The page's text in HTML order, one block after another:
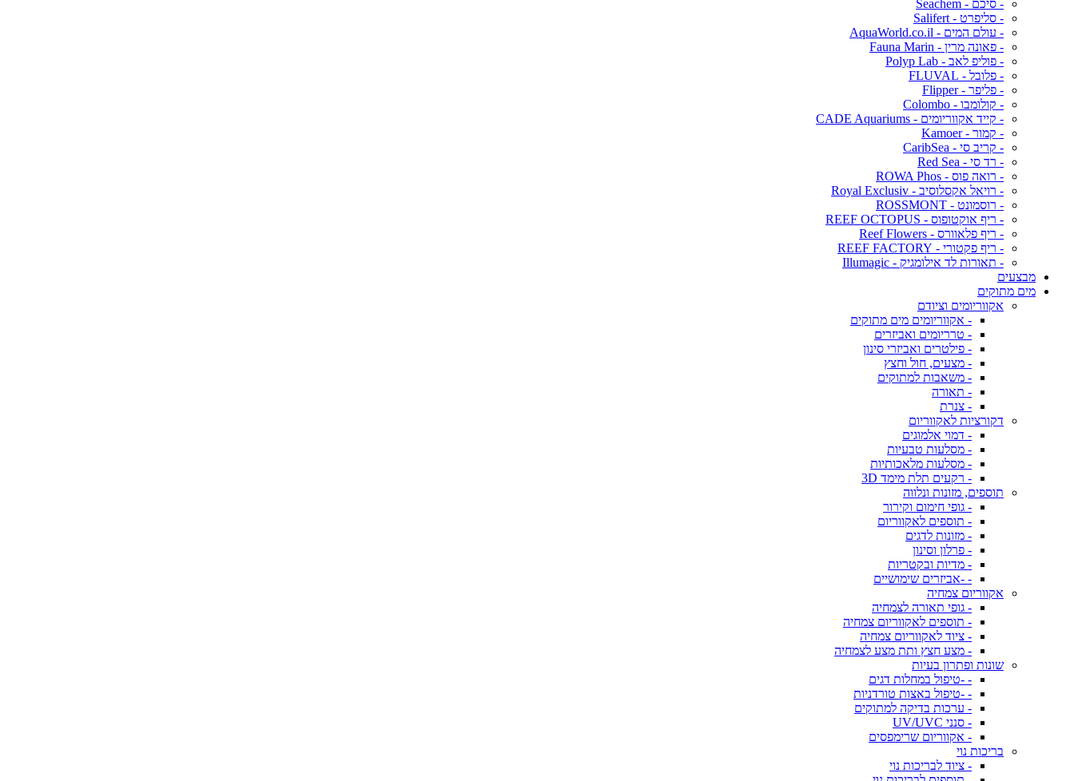
- סיכם - Seachem
- סליפרט - Salifert
- עולם המים - AquaWorld.co.il
- פאונה מרין - Fauna Marin
- פוליפ לאב - Polyp Lab
- פלובל - FLUVAL
- פליפר - Flipper
- קולומבו - Colombo
- קייד אקווריומים - CADE Aquariums
- קמור - Kamoer
- קריב סי - CaribSea
- רד סי - Red Sea
- רואה פוס - ROWA Phos
- רויאל אקסלוסיב - Royal Exclusiv
- רוסמונט - ROSSMONT
- ריף אוקטופוס - REEF OCTOPUS
- ריף פלאוורס - Reef Flowers
- ריף פקטורי - REEF FACTORY
- תאורות לד אילומגיק - Illumagic
מבצעים
מים מתוקים
אקווריומים וציודם
- אקווריומים מים מתוקים
- טרריומים ואביזרים
- פילטרים ואביזרי סינון
- מצעים, חול וחצץ
- משאבות למתוקים
- תאורה
- צנרת
דקורציות לאקווריום
- דמוי אלמוגים
- מסלעות טבעיות
- מסלעות מלאכותיות
- רקעים תלת מימד 3D
תוספים, מזונות ונלווה
- גופי חימום וקירור
- תוספים לאקווריום
- מזונות לדגים
- פרלון וסינון
- מדיות ובקטריות
- -אביזרים שימושיים
אקווריום צמחיה
- גופי תאורה לצמחיה
- תוספים לאקווריום צמחיה
- ציוד לאקווריום צמחיה
- מצע חצץ ותת מצע לצמחיה
שונות ופתרון בעיות
- -טיפול במחלות דגים
- -טיפול באצות טורדניות
- ערכות בדיקה למתוקים
- סנני UV/UVC
- אקווריום שרימפסים
בריכות נוי
- ציוד לבריכות נוי